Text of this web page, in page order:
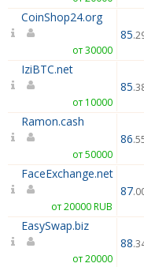
CoinShop24.org
от 30000
85
IziBTC.net
от 10000
85
Ramon.cash
от 50000
86
FaceExchange.net
от 20000 RUB
87
EasySwap.biz
от 20000
88